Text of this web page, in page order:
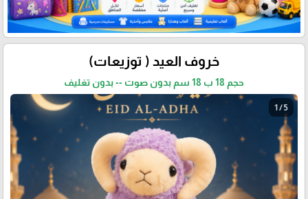
خروف العيد ( توزيعات)
حجم 18 ب 18 سم بدون صوت -- بدون تغليف
1 / 5